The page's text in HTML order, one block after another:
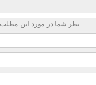
نظر شما در مورد این مطلب